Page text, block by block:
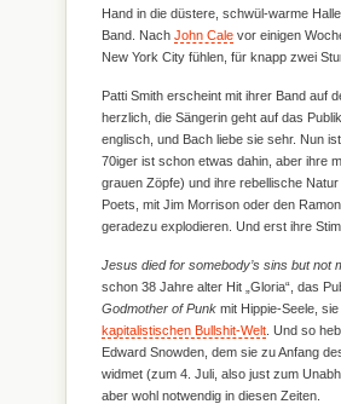
Hand in die düstere, schwül-warme
Band. Nach John Calevor einigen
New York City fühlen, für knapp zwei
Patti Smith erscheint mit ihrer Band auf
herzlich, die Sängerin geht auf das
englisch, und Bach liebe sie sehr. Nun
70iger ist schon etwas dahin, aber ihre
grauen Zöpfe) und ihre rebellische
Poets, mit Jim Morrison oder den
geradezu explodieren. Und erst ihre
Jesus died for somebody’s sins but not
schon 38 Jahre alter Hit „Gloria“, das
Godmother of Punkmit Hippie-Seele,
kapitalistischen Bullshit-Welt. Und so
Edward Snowden, dem sie zu Anfang
widmet (zum 4. Juli, also just zum
aber wohl notwendig in diesen Zeiten.